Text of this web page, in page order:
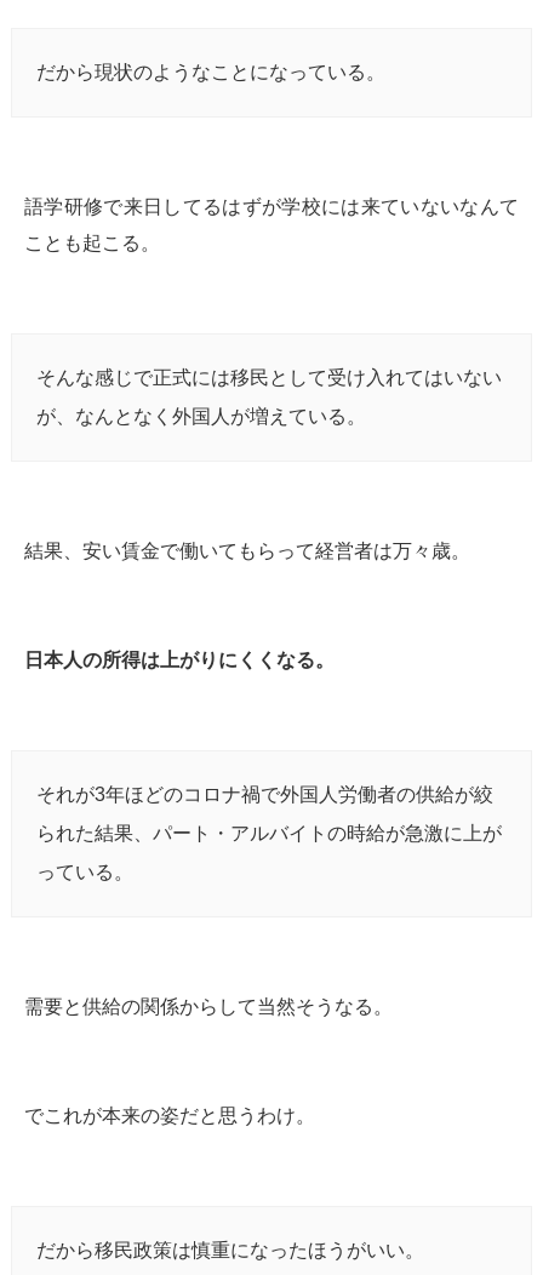
だから現状のようなことになっている。
語学研修で来日してるはずが学校には来ていないなんて
ことも起こる。
そんな感じで正式には移民として受け入れてはいない
が、なんとなく外国人が増えている。
結果、安い賃金で働いてもらって経営者は万々歳。
日本人の所得は上がりにくくなる。
それが3年ほどのコロナ禍で外国人労働者の供給が絞
られた結果、パート・アルバイトの時給が急激に上が
っている。
需要と供給の関係からして当然そうなる。
でこれが本来の姿だと思うわけ。
だから移民政策は慎重になったほうがいい。